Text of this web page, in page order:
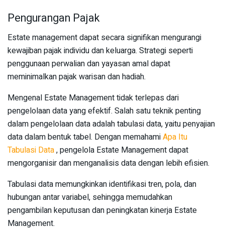
Pengurangan Pajak
Estate management dapat secara signifikan mengurangi
kewajiban pajak individu dan keluarga. Strategi seperti
penggunaan perwalian dan yayasan amal dapat
meminimalkan pajak warisan dan hadiah.
Mengenal Estate Management tidak terlepas dari
pengelolaan data yang efektif. Salah satu teknik penting
dalam pengelolaan data adalah tabulasi data, yaitu penyajian
data dalam bentuk tabel. Dengan memahamiApa Itu
Tabulasi Data, pengelola Estate Management dapat
mengorganisir dan menganalisis data dengan lebih efisien.
Tabulasi data memungkinkan identifikasi tren, pola, dan
hubungan antar variabel, sehingga memudahkan
pengambilan keputusan dan peningkatan kinerja Estate
Management.